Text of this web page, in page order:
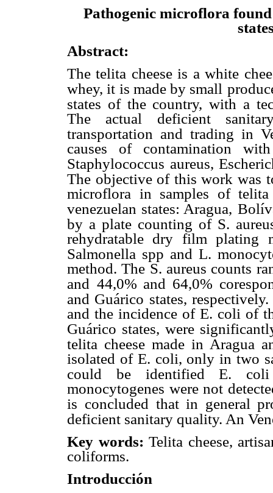
Pathogenic microflora
Abstract:
The telita cheese is a white
whey, it is made by small
states of the country, with a
The actual deficient
transportation and trading in
causes of contamination
Staphylococcus aureus,
The objective of this work was
microflora in samples of
venezuelan states: Aragua,
by a plate counting of S.
rehydratable dry film plating
Salmonella spp and L.
method. The S. aureus counts
and 44,0% and 64,0%
and Guárico states,
and the incidence of E. coli of
Guárico states, were
telita cheese made in Aragua
isolated of E. coli, only in two
could be identified E. coli
monocytogenes were not
is concluded that in general
deficient sanitary quality. An
Key words: Telita cheese,
coliforms.
Introducción